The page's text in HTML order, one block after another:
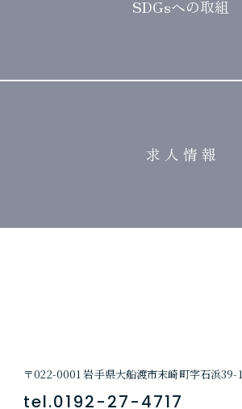
SDGsへの取組
求 人 情 報
〒022-0001 岩手県大船渡市末崎町字石浜39-1
tel.0192-27-4717